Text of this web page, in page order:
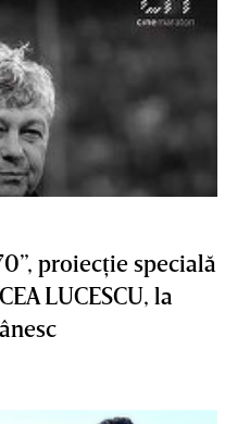
proiecţie specială
LUCESCU, la